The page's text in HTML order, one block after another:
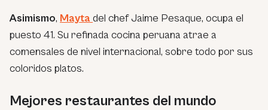
Asimismo, Mayta del chef Jaime Pesaque, ocupa el
puesto 41. Su refinada cocina peruana atrae a
comensales de nivel internacional, sobre todo por sus
coloridos platos.
Mejores restaurantes del mundo